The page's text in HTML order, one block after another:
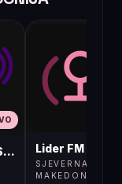
Mcedonia
Lider FM 107,4
SJEVERNA
MAKEDONIJA